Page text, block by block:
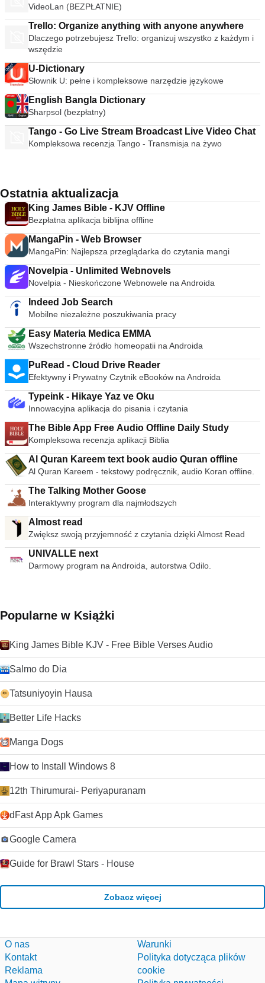
VideoLan (BEZPŁATNIE)
Trello: Organize anything with anyone anywhere
Dlaczego potrzebujesz Trello: organizuj wszystko z każdym i
wszędzie
U-Dictionary
Słownik U: pełne i kompleksowe narzędzie językowe
English Bangla Dictionary
Sharpsol (bezpłatny)
Tango - Go Live Stream Broadcast Live Video Chat
Kompleksowa recenzja Tango - Transmisja na żywo
Ostatnia aktualizacja
King James Bible - KJV Offline
Bezpłatna aplikacja biblijna offline
MangaPin - Web Browser
MangaPin: Najlepsza przeglądarka do czytania mangi
Novelpia - Unlimited Webnovels
Novelpia - Nieskończone Webnowele na Androida
Indeed Job Search
Mobilne niezależne poszukiwania pracy
Easy Materia Medica EMMA
Wszechstronne źródło homeopatii na Androida
PuRead - Cloud Drive Reader
Efektywny i Prywatny Czytnik eBooków na Androida
Typeink - Hikaye Yaz ve Oku
Innowacyjna aplikacja do pisania i czytania
The Bible App Free Audio Offline Daily Study
Kompleksowa recenzja aplikacji Biblia
Al Quran Kareem text book audio Quran offline
Al Quran Kareem - tekstowy podręcznik, audio Koran offline.
The Talking Mother Goose
Interaktywny program dla najmłodszych
Almost read
Zwiększ swoją przyjemność z czytania dzięki Almost Read
UNIVALLE next
Darmowy program na Androida, autorstwa Odilo.
Popularne w Książki
King James Bible KJV - Free Bible Verses Audio
Salmo do Dia
Tatsuniyoyin Hausa
Better Life Hacks
Manga Dogs
How to Install Windows 8
12th Thirumurai- Periyapuranam
dFast App Apk Games
Google Camera
Guide for Brawl Stars - House
Zobacz więcej
O nas
Kontakt
Reklama
Warunki
Polityka dotycząca plików
cookie